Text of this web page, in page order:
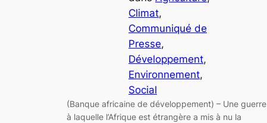
Climat
Communiqué de
Presse
Développement
Environnement
Social
(Banque africaine de développement) – Une guerre
à laquelle l’Afrique est étrangère a mis à nu la